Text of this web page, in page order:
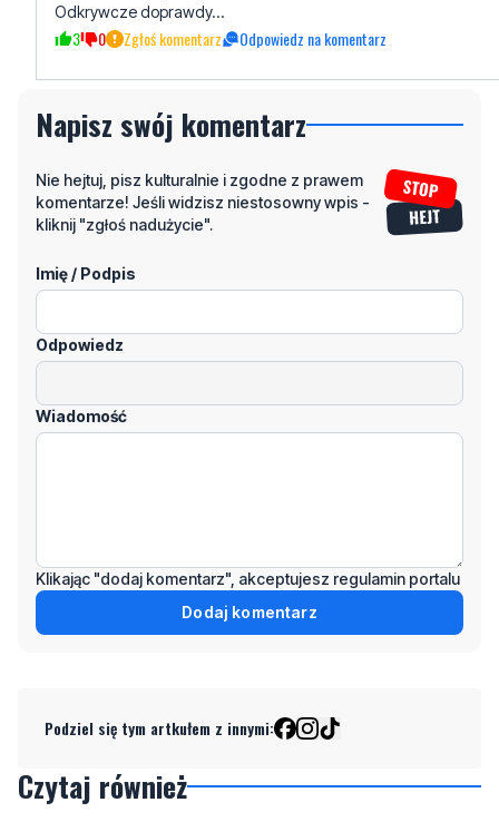
0 Zgłoś komentarz Odpowiedz na komentarz
3 0 Zgłoś komentarz Odpowiedz na komentarz
Napisz swój komentarz
komentarze! Jeśli widzisz niestosowny wpis -
Imię / Podpis
Odpowiedz
Podziel się tym artkułem z innymi: